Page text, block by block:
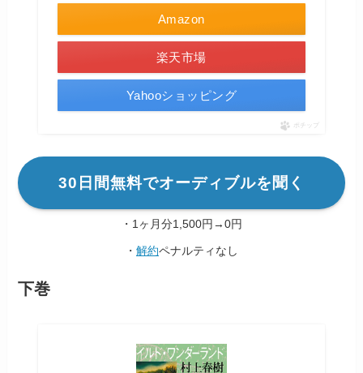
Amazon
楽天市場
Yahooショッピング
ポチップ
30日間無料でオーディブルを聞く
・1ヶ月分1,500円→0円
・ 解約ペナルティなし
下巻